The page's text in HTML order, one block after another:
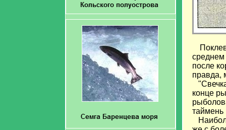
среднем
после
правда,
конце
таймень